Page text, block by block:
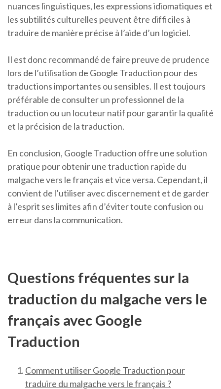
nuances linguistiques, les expressions idiomatiques et
les subtilités culturelles peuvent être difficiles à
traduire de manière précise à l’aide d’un logiciel.
Il est donc recommandé de faire preuve de prudence
lors de l’utilisation de Google Traduction pour des
traductions importantes ou sensibles. Il est toujours
préférable de consulter un professionnel de la
traduction ou un locuteur natif pour garantir la qualité
et la précision de la traduction.
En conclusion, Google Traduction offre une solution
pratique pour obtenir une traduction rapide du
malgache vers le français et vice versa. Cependant, il
convient de l’utiliser avec discernement et de garder
à l’esprit ses limites afin d’éviter toute confusion ou
erreur dans la communication.
Questions fréquentes sur la
traduction du malgache vers le
français avec Google
Traduction
Comment utiliser Google Traduction pour
traduire du malgache vers le français ?